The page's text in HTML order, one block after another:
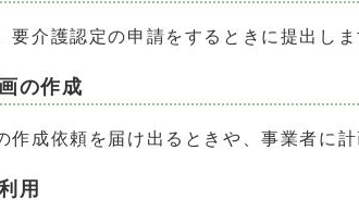
要介護認定の申請をするときに提出しま
の作成
作成依頼を届け出るときや、事業者に
用